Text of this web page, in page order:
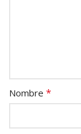
Nombre *